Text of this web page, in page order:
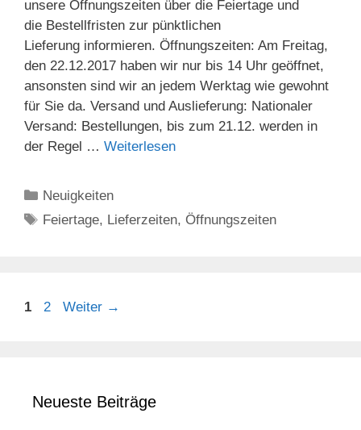
unsere Öffnungszeiten über die Feiertage und
die Bestellfristen zur pünktlichen
Lieferung informieren. Öffnungszeiten: Am Freitag,
den 22.12.2017 haben wir nur bis 14 Uhr geöffnet,
ansonsten sind wir an jedem Werktag wie gewohnt
für Sie da. Versand und Auslieferung: Nationaler
Versand: Bestellungen, bis zum 21.12. werden in
der Regel … Weiterlesen
Kategorien
Neuigkeiten
Schlagwörter
Feiertage, Lieferzeiten,Öffnungszeiten
Seite
1 Seite
2 Weiter →
Neueste Beiträge